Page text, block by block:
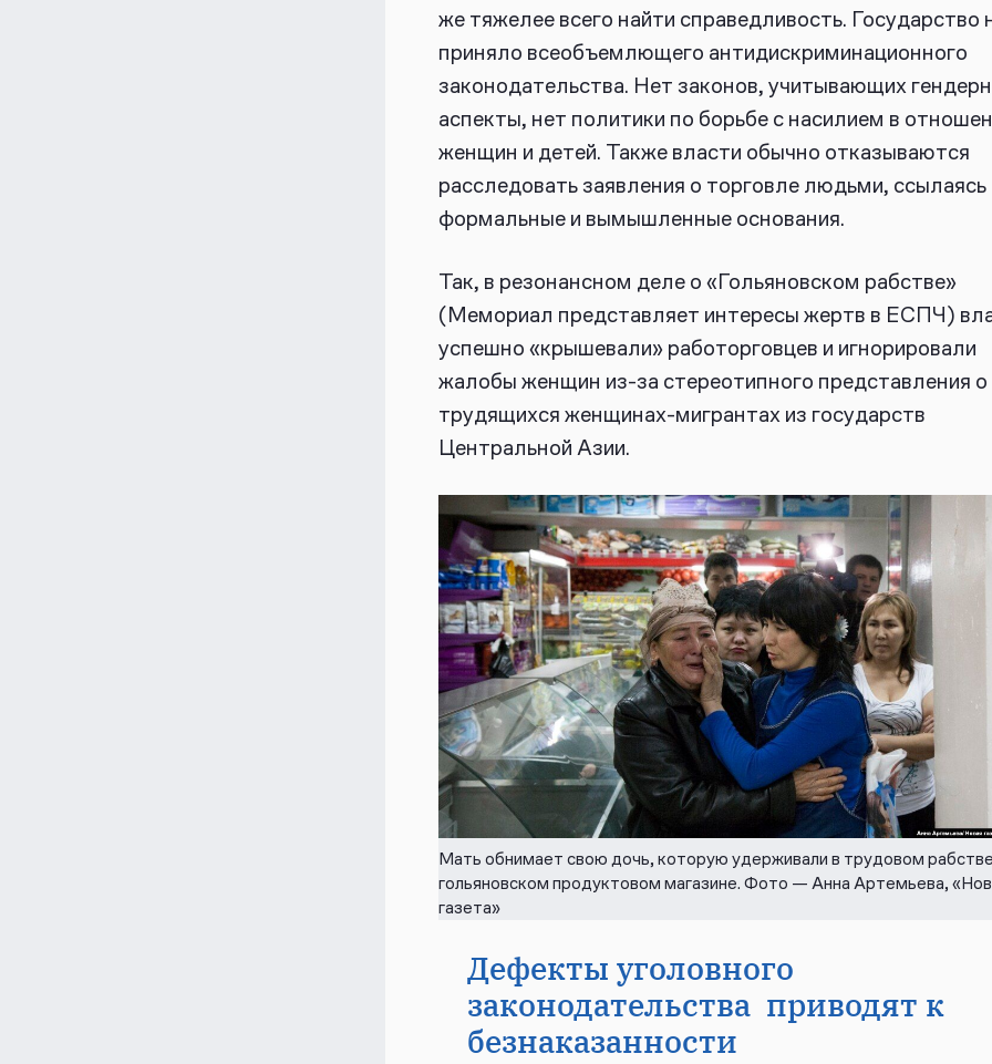
же тяжелее всего найти справедливость. Государство
приняло всеобъемлющего антидискриминационного
законодательства. Нет законов, учитывающих
аспекты, нет политики по борьбе с насилием в
женщин и детей. Также власти обычно отказываются
расследовать заявления о торговле людьми, ссылаясь
формальные и вымышленные основания.
Так, в резонансном деле о «Гольяновском рабстве»
(Мемориал представляет интересы жертв в ЕСПЧ)
успешно «крышевали» работорговцев и игнорировали
жалобы женщин из-за стереотипного представления о
трудящихся женщинах-мигрантах из государств
Центральной Азии.
Мать обнимает свою дочь, которую удерживали в трудовом
гольяновском продуктовом магазине. Фото — Анна Артемьева,
газета»
Дефекты уголовного
законодательства приводят к
безнаказанности